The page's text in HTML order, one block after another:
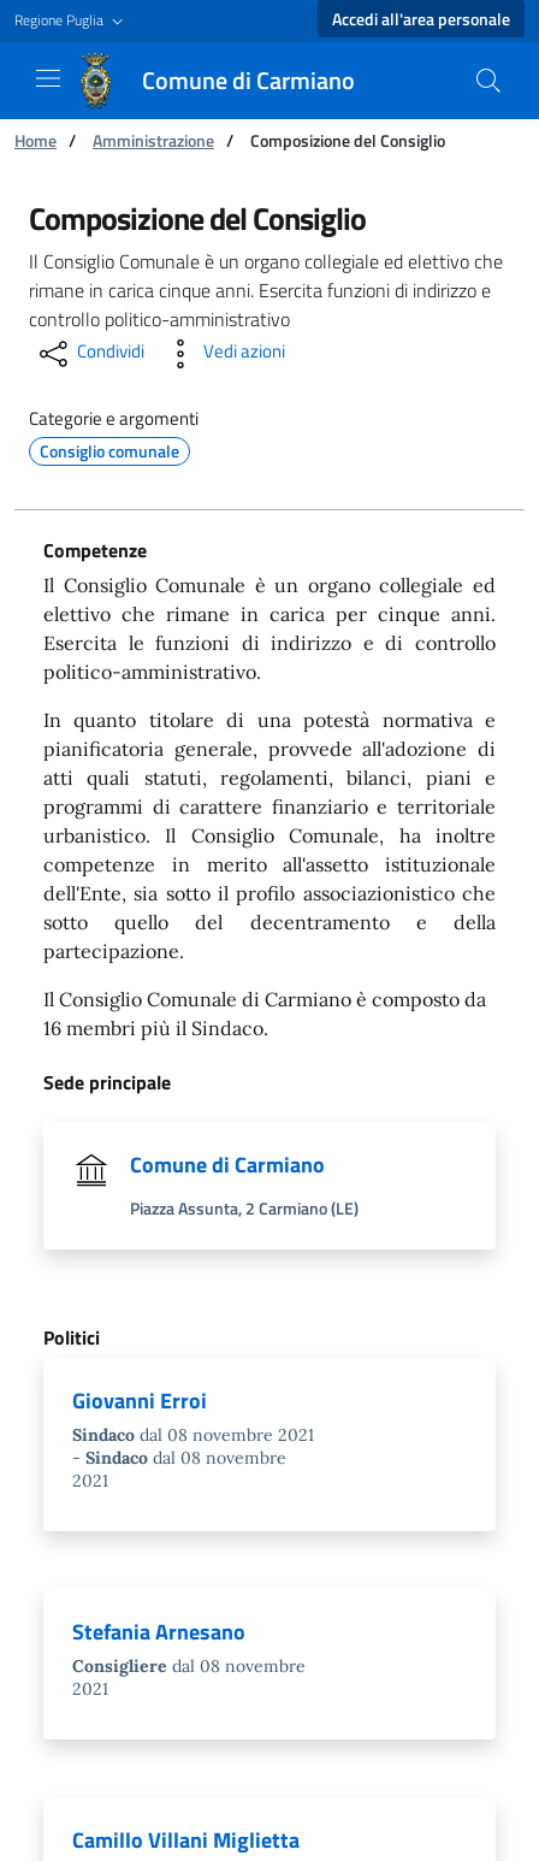
Regione Puglia Accedi all'area personale
Comune di Carmiano
Ti trovi in:
Home / Amministrazione / Composizione del Consiglio
Composizione del Consiglio - Comune di
Composizione del Consiglio
Il Consiglio Comunale è un organo collegiale ed elettivo che
rimane in carica cinque anni. Esercita funzioni di indirizzo e
controllo politico-amministrativo
Condividi Vedi azioni
Categorie e argomenti
Consiglio comunale
Competenze
Il Consiglio Comunale è un organo collegiale ed
elettivo che rimane in carica per cinque anni.
Esercita le funzioni di indirizzo e di controllo
politico-amministrativo.
In quanto titolare di una potestà normativa e
pianificatoria generale, provvede all'adozione di
atti quali statuti, regolamenti, bilanci, piani e
programmi di carattere finanziario e territoriale
urbanistico. Il Consiglio Comunale, ha inoltre
competenze in merito all'assetto istituzionale
dell'Ente, sia sotto il profilo associazionistico che
sotto quello del decentramento e della
partecipazione.
Il Consiglio Comunale di Carmiano è composto da
16 membri più il Sindaco.
Sede principale
Comune di Carmiano
Piazza Assunta, 2 Carmiano (LE)
Politici
Giovanni Erroi
Sindaco dal 08 novembre 2021
Sindaco dal 08 novembre
2021
Stefania Arnesano
Consigliere dal 08 novembre
2021
Camillo Villani Miglietta